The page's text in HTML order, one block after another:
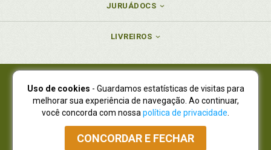
JURUÁDOCS
LIVREIROS
Juruá Editora Ltda., CNPJ 77.535.508/0001-19
Juruá Informática Ltda., CNPJ 01.701.561/0001-80
NOVO ENDEREÇO:R. Flávio Dallegrave, 7665, São Lourenço |
Curitiba - Paraná - CEP 82210-310
Atendimento: (41) 4009-3900|Vendas Atacado: (41) 4009-3939
Uso de cookies - Guardamos estatísticas de visitas para
melhorar sua experiência de navegação. Ao continuar,
você concorda com nossa política de privacidade
CONCORDAR E FECHAR